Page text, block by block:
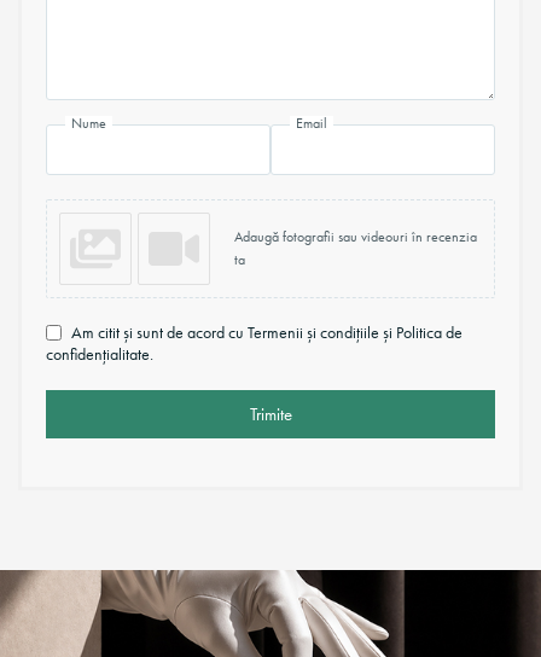
Nume Email
Adaugă fotografii sau videouri în recenzia
ta
Am citit și sunt de acord cu Termenii și condițiile și Politica de
confidențialitate.
Trimite